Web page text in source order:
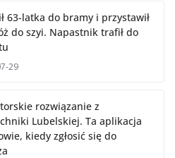
63-latka do bramy i przystawił
do szyi. Napastnik trafił do
29
rozwiązanie z
Lubelskiej. Ta aplikacja
kiedy zgłosić się do